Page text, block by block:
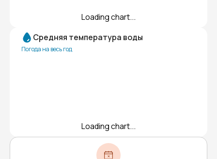
Loading chart...
Средняя температура воды
Погода на весь год
Loading chart...